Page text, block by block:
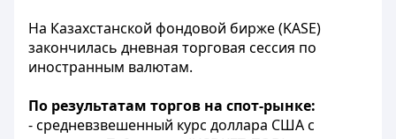
На Казахстанской фондовой бирже (KASE)
закончилась дневная торговая сессия по
иностранным валютам.
По результатам торгов на спот-рынке:
- средневзвешенный курс доллара США с